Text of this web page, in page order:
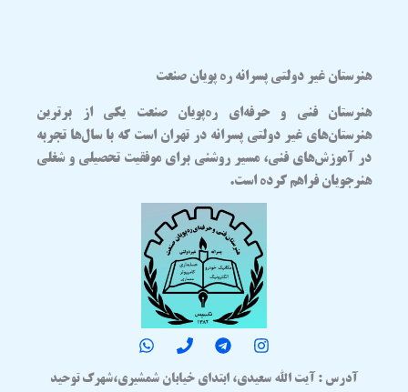
هنرستان غیر دولتی پسرانه ره پویان صنعت
هنرستان فنی و حرفه‌ای ره‌پویان صنعت یکی از برترین
هنرستان‌های غیر دولتی پسرانه در تهران است که با سال‌ها تجربه
در آموزش‌های فنی، مسیر روشنی برای موفقیت تحصیلی و شغلی
هنرجویان فراهم کرده است.
آدرس : آیت الله سعیدی، ابتدای خیابان شمشیری،شهرک توحید